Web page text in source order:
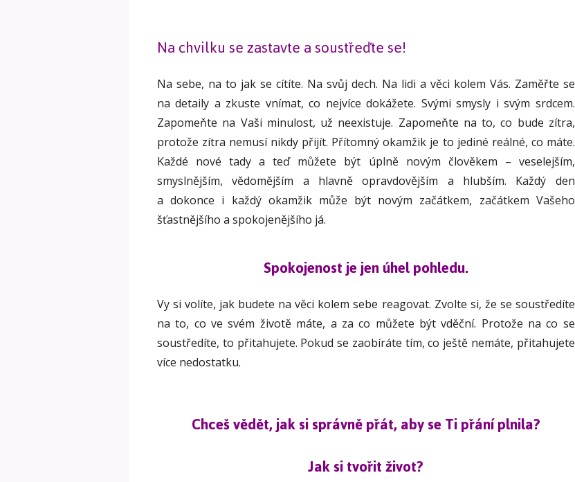
Na chvilku se zastavte a soustřeďte se!
Na sebe, na to jak se cítíte. Na svůj dech. Na lidi a věci kolem Vás. Zaměřte se
na detaily a zkuste vnímat, co nejvíce dokážete. Svými smysly i svým srdcem.
Zapomeňte na Vaši minulost, už neexistuje. Zapomeňte na to, co bude zítra,
protože zítra nemusí nikdy přijít. Přítomný okamžik je to jediné reálné, co máte.
Každé nové tady a teď můžete být úplně novým člověkem – veselejším,
smyslnějším, vědomějším a hlavně opravdovějším a hlubším. Každý den
a dokonce i každý okamžik může být novým začátkem, začátkem Vašeho
šťastnějšího a spokojenějšího já.
Spokojenost je jen úhel pohledu.
Vy si volíte, jak budete na věci kolem sebe reagovat. Zvolte si, že se soustředíte
na to, co ve svém životě máte, a za co můžete být vděční. Protože na co se
soustředíte, to přitahujete. Pokud se zaobíráte tím, co ještě nemáte, přitahujete
více nedostatku.
Chceš vědět, jak si správně přát, aby se Ti přání plnila?
Jak si tvořit život?